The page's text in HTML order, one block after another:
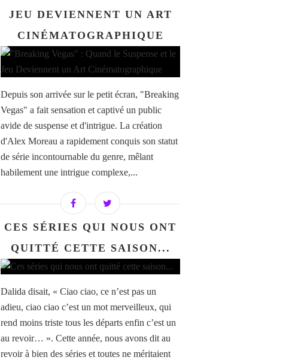
JEU DEVIENNENT UN ART
CINÉMATOGRAPHIQUE
Depuis son arrivée sur le petit écran, "Breaking
Vegas" a fait sensation et captivé un public
avide de suspense et d'intrigue. La création
d'Alex Moreau a rapidement conquis son statut
de série incontournable du genre, mêlant
habilement une intrigue complexe,...
CES SÉRIES QUI NOUS ONT
QUITTÉ CETTE SAISON...
Dalida disait, « Ciao ciao, ce n’est pas un
adieu, ciao ciao c’est un mot merveilleux, qui
rend moins triste tous les départs enfin c’est un
au revoir… ». Cette année, nous avons dit au
revoir à bien des séries et toutes ne méritaient